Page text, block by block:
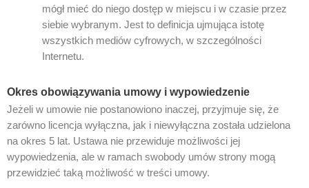
mógł mieć do niego dostęp w miejscu i w czasie przez
siebie wybranym. Jest to definicja ujmująca istotę
wszystkich mediów cyfrowych, w szczególności
Internetu.
Okres obowiązywania umowy i wypowiedzenie
Jeżeli w umowie nie postanowiono inaczej, przyjmuje się, że
zarówno licencja wyłączna, jak i niewyłączna została udzielona
na okres 5 lat. Ustawa nie przewiduje możliwości jej
wypowiedzenia, ale w ramach swobody umów strony mogą
przewidzieć taką możliwość w treści umowy.